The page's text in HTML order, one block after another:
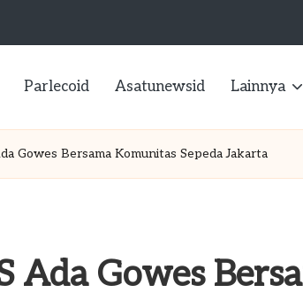
Parlecoid Asatunewsid Lainnya
Gowes Bersama Komunitas Sepeda Jakarta
Ada Gowes